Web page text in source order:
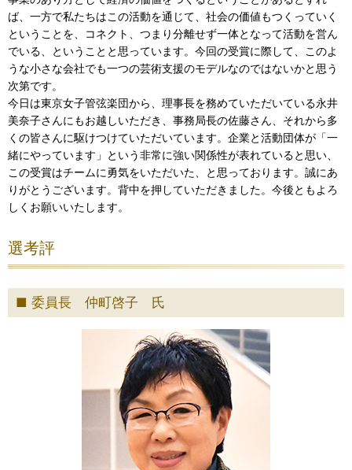
ば、一方で私たちはこの活動を通じて、社会の価値もつくっていく
ということを、コネクト、つまり分離せず一体となって活動を営ん
でいる、ということと思っています。今回の受賞に際して、このよ
うな小さな会社でも一つの芸術支援のモデルなのではないかと思う
次第です。
今日は東京女子管弦楽団から、理事長を務めていただいている永井
美奈子さんにもお越しいただき、事務局長の佐藤さん、それから多
くの皆さんに駆けつけていただいています。企業と活動団体が「一
緒にやっています」という非常に強い関係性が表れていると思い、
この受賞はチームに勇気をいただいた、と思っております。誠にあ
りがとうございます。背中を押していただきました。今後ともよろ
しくお願いいたします。
選考評
委員長 仲町啓子 氏